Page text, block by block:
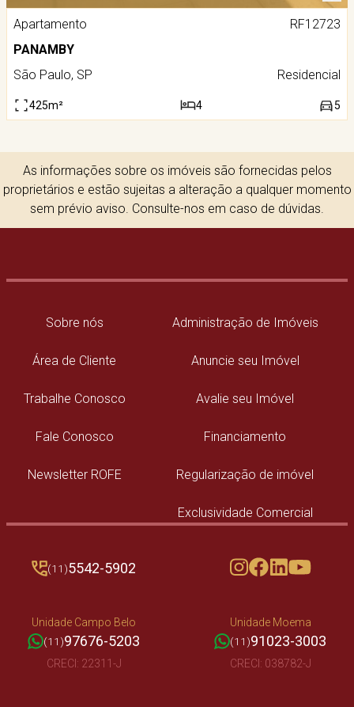
Apartamento
RF12723
PANAMBY
São Paulo, SP
Residencial
425m² 4 5
As informações sobre os imóveis são fornecidas pelos
proprietários e estão sujeitas a alteração a qualquer momento
sem prévio aviso. Consulte-nos em caso de dúvidas.
Sobre nós
Área de Cliente
Trabalhe Conosco
Fale Conosco
Newsletter ROFE
Administração de Imóveis
Anuncie seu Imóvel
Avalie seu Imóvel
Financiamento
Regularização de imóvel
Exclusividade Comercial
(11)5542-5902
Unidade Campo Belo
(11)97676-5203
CRECI: 22311-J
Unidade Moema
(11)91023-3003
CRECI: 038782-J